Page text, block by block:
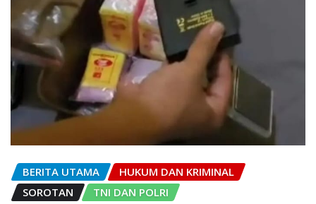
BERITA UTAMA
HUKUM DAN KRIMINAL
SOROTAN
TNI DAN POLRI